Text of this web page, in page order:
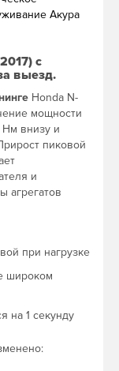
Акура
с
выезд.
Honda N-
мощности
Нм внизу и
пиковой
и
агрегатов
при нагрузке
широком
на 1 секунду